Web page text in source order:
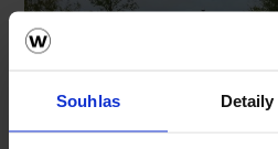
Souhlas Detaily